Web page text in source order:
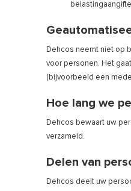
belastingaangifte
Dehcos neemt niet op
voor personen. Het
(bijvoorbeeld een
Hoe lang we
Dehcos bewaart uw
verzameld.
Delen van
Dehcos deelt uw